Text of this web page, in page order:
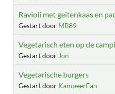
Ravioli met geitenkaas en
Gestart door MB89
Vegetarisch eten op de
Gestart door Jon
Vegetarische burgers
Gestart door KampeerFan